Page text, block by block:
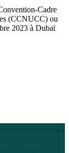
Cadre
(CCNUCC) ou
2023 à Dubaï